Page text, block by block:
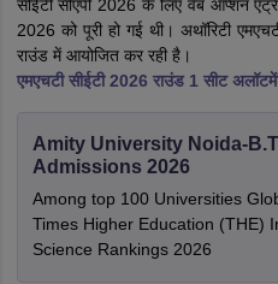
सीईटी सीएपी 2026 के लिए वेब ऑप्शन
2026 को पूरी हो गई थी। अथॉरिटी
राउंड में आयोजित कर रही है।
एमएचटी सीईटी 2026 राउंड 1 सीट
Amity University Noida-
Admissions 2026
Among top 100 Universities
Times Higher Education (THE)
Science Rankings 2026